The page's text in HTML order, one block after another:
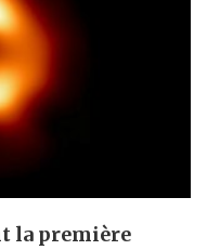
la première